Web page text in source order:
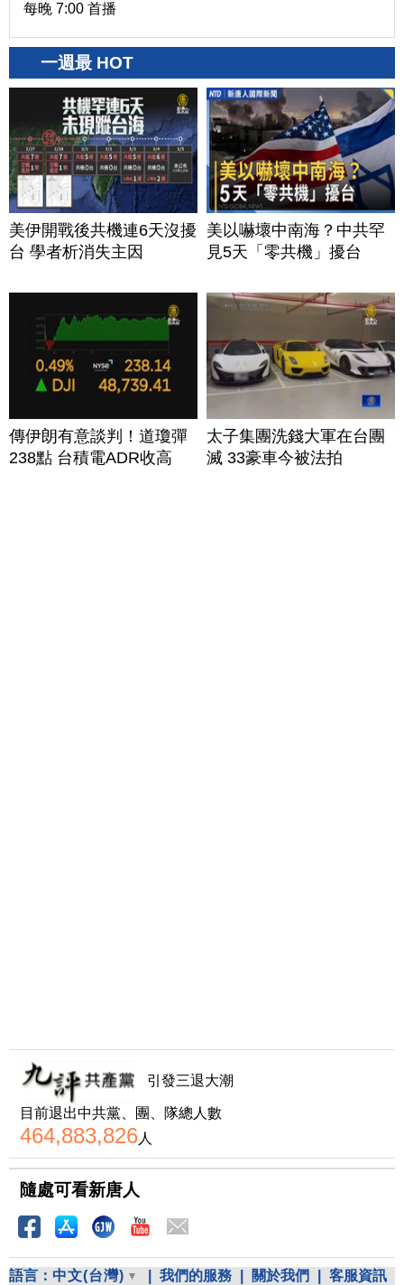
每晚 7:00 首播
一週最 HOT
美伊開戰後共機連6天沒擾
台 學者析消失主因
美以嚇壞中南海？中共罕
見5天「零共機」擾台
傳伊朗有意談判！道瓊彈
238點 台積電ADR收高
太子集團洗錢大軍在台團
滅 33豪車今被法拍
引發三退大潮
目前退出中共黨、團、隊總人數
464,883,826人
隨處可看新唐人
語言： 中文(台灣) 我們的服務 關於我們 客服資訊